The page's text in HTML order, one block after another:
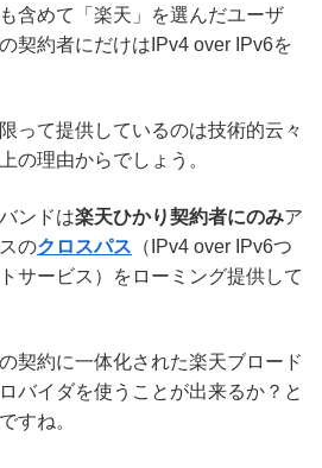
含めて「楽天」を選んだユーザ
契約者にだけはIPv4 over IPv6を
って提供しているのは技術的云々
の理由からでしょう。
ンドは楽天ひかり契約者にのみア
のクロスパス （IPv4 over IPv6つ
サービス）をローミング提供して
契約に一体化された楽天ブロード
バイダを使うことが出来るか？と
すね。